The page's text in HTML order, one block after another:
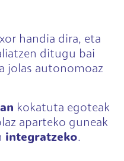
handia dira, eta
ditugu bai
jolas autonomoaz
kokatuta egoteak
aparteko guneak
integratzeko.